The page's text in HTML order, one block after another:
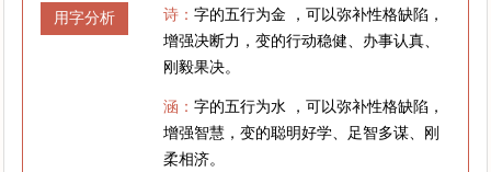
用字分析 诗：字的五行为金 ，可以弥补性格缺陷，
增强决断力，变的行动稳健、办事认真、
刚毅果决。
涵：字的五行为水 ，可以弥补性格缺陷，
增强智慧，变的聪明好学、足智多谋、刚
柔相济。